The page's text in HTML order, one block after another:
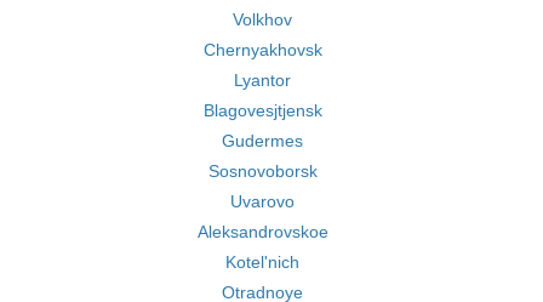
Volkhov
Chernyakhovsk
Lyantor
Blagovesjtjensk
Gudermes
Sosnovoborsk
Uvarovo
Aleksandrovskoe
Kotel'nich
Otradnoye